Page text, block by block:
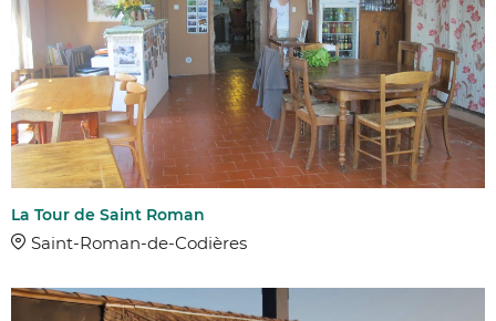
La Tour de Saint Roman
Saint-Roman-de-Codières